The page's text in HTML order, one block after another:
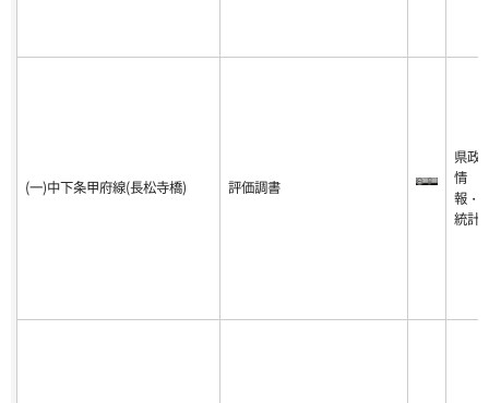
(一)中下条甲府線(長松寺橋) 評価調書
県政
情
報・
統計